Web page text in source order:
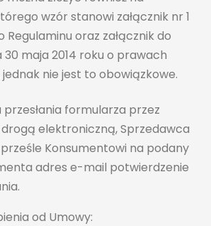
wzór stanowi załącznik nr 1
Regulaminu oraz załącznik do
30 maja 2014 roku o prawach
nie jest to obowiązkowe.
formularza przez
elektroniczną, Sprzedawca
prześle Konsumentowi na podany
adres e-mail potwierdzenie
od Umowy: